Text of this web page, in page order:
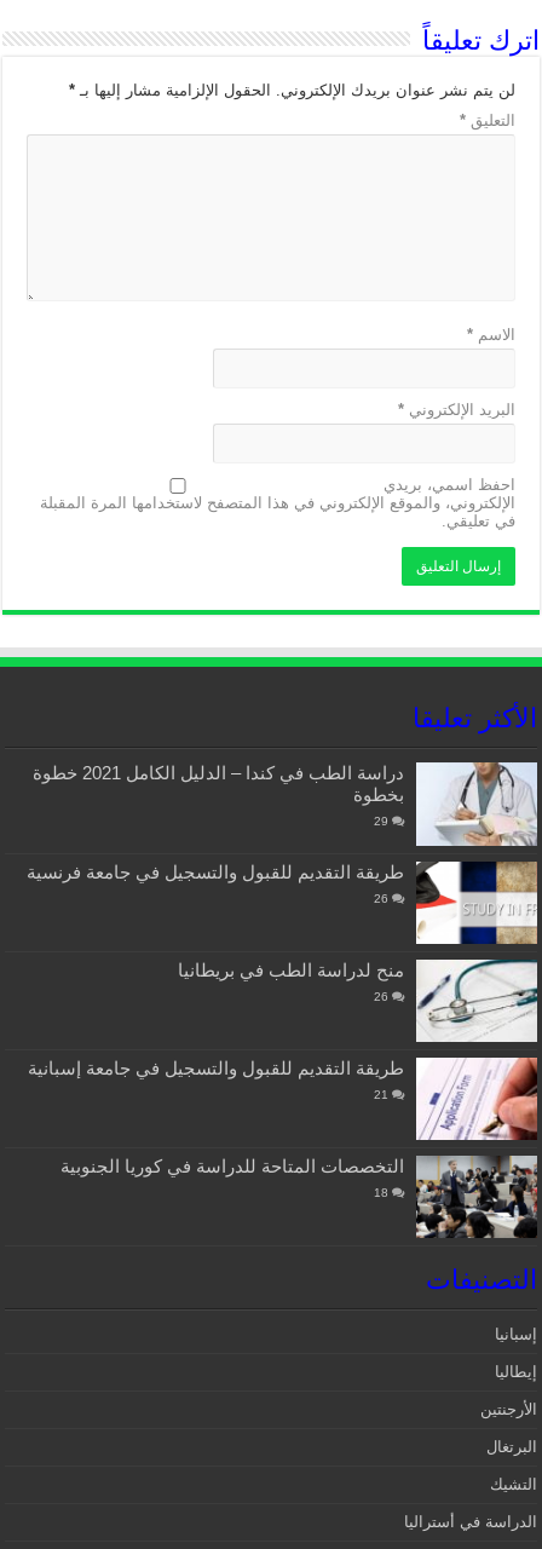
اترك تعليقاً
لن يتم نشر عنوان بريدك الإلكتروني. الحقول الإلزامية مشار إليها بـ*
التعليق*
الاسم*
البريد الإلكتروني*
احفظ اسمي، بريدي
الإلكتروني، والموقع الإلكتروني في هذا المتصفح لاستخدامها المرة المقبلة
في تعليقي.
الأكثر تعليقا
دراسة الطب في كندا – الدليل الكامل 2021 خطوة
بخطوة
29
طريقة التقديم للقبول والتسجيل في جامعة فرنسية
26
منح لدراسة الطب في بريطانيا
26
طريقة التقديم للقبول والتسجيل في جامعة إسبانية
21
التخصصات المتاحة للدراسة في كوريا الجنوبية
18
التصنيفات
إسبانيا‎
إيطاليا
الأرجنتين
البرتغال
التشيك
الدراسة في أستراليا